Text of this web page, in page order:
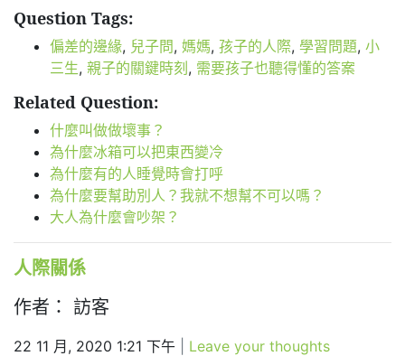
Question Tags:
偏差的邊緣, 兒子問, 媽媽, 孩子的人際, 學習問題, 小
三生, 親子的關鍵時刻 , 需要孩子也聽得懂的答案
Related Question:
什麼叫做做壞事？
為什麼冰箱可以把東西變冷
為什麼有的人睡覺時會打呼
為什麼要幫助別人？我就不想幫不可以嗎？
大人為什麼會吵架？
人際關係
作者： 訪客
22 11 月, 2020 1:21 下午
Leave your thoughts